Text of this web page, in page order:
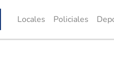
Locales Policiales